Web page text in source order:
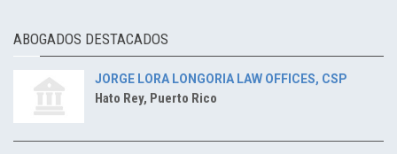
ABOGADOS DESTACADOS
JORGE LORA LONGORIA LAW OFFICES, CSP
Hato Rey, Puerto Rico